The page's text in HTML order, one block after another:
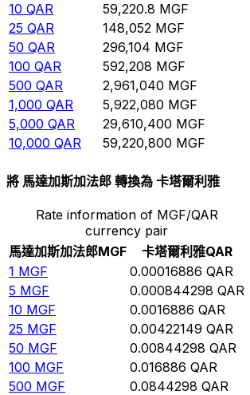
10 QAR 59,220.8 MGF
25 QAR 148,052 MGF
50 QAR 296,104 MGF
100 QAR 592,208 MGF
500 QAR 2,961,040 MGF
1,000 QAR 5,922,080 MGF
5,000 QAR 29,610,400 MGF
10,000 QAR 59,220,800 MGF
將 馬達加斯加法郎 轉換為 卡塔爾利雅
Rate information of MGF/QAR
currency pair
馬達加斯加法郎MGF 卡塔爾利雅QAR
1 MGF 0.00016886 QAR
5 MGF 0.000844298 QAR
10 MGF 0.0016886 QAR
25 MGF 0.00422149 QAR
50 MGF 0.00844298 QAR
100 MGF 0.016886 QAR
500 MGF 0.0844298 QAR